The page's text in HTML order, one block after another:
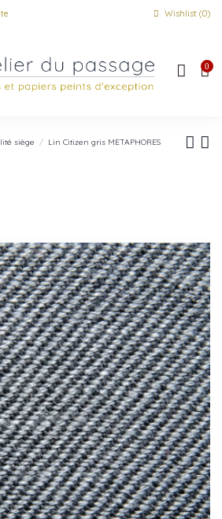
Wishlist (0)
0
siège Lin Citizen gris METAPHORES